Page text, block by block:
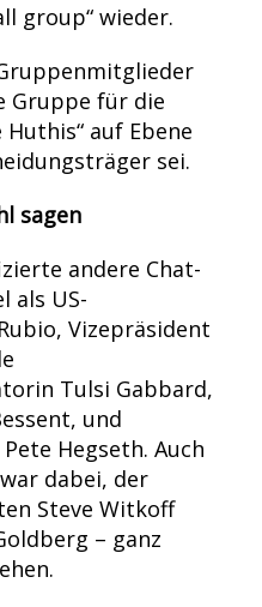
group“ wieder.
Gruppe für die
auf Ebene
sei.
sagen
andere Chat-
als US-
Vizepräsident
Tulsi Gabbard,
und
Hegseth. Auch
dabei, der
Steve Witkoff
– ganz